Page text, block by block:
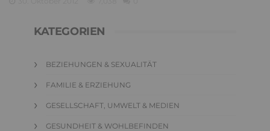
KATEGORIEN
BEZIEHUNGEN & SEXUALITÄT
FAMILIE & ERZIEHUNG
GESELLSCHAFT, UMWELT & MEDIEN
GESUNDHEIT & WOHLBEFINDEN